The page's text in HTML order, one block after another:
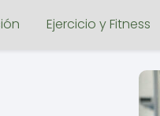
Ejercicio y Fitness